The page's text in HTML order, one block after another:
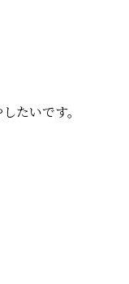
たいです。